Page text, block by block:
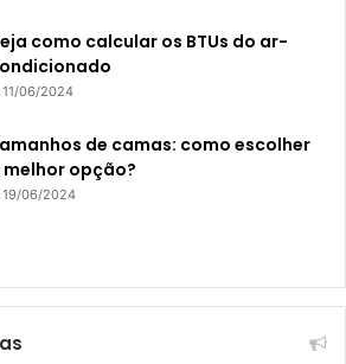
como calcular os BTUs do ar-
11/06/2024
de camas: como escolher
melhor opção?
19/06/2024